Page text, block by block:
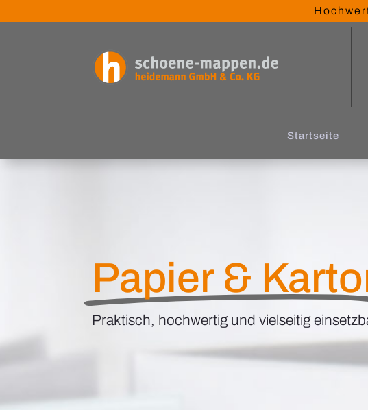
Startseite
Papier &
Praktisch, hochwertig und vielseitig